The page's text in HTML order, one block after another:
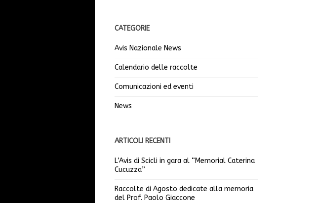
CATEGORIE
Avis Nazionale News
Calendario delle raccolte
Comunicazioni ed eventi
News
ARTICOLI RECENTI
L’Avis di Scicli in gara al “Memorial Caterina
Cucuzza”
Raccolte di Agosto dedicate alla memoria
del Prof. Paolo Giaccone